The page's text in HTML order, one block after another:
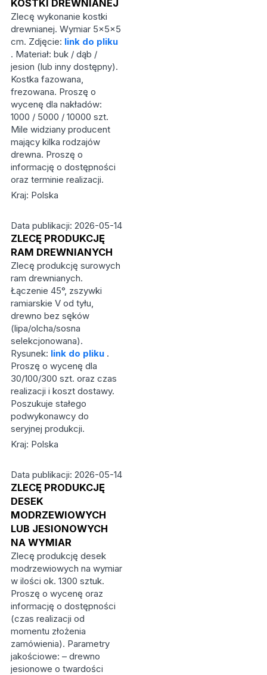
KOSTKI DREWNIANEJ
Zlecę wykonanie kostki
drewnianej. Wymiar 5×5×5
cm. Zdjęcie: link do pliku
. Materiał: buk / dąb /
jesion (lub inny dostępny).
Kostka fazowana,
frezowana. Proszę o
wycenę dla nakładów:
1000 / 5000 / 10000 szt.
Mile widziany producent
mający kilka rodzajów
drewna. Proszę o
informację o dostępności
oraz terminie realizacji.
Kraj: Polska
Data publikacji: 2026-05-14
ZLECĘ PRODUKCJĘ
RAM DREWNIANYCH
Zlecę produkcję surowych
ram drewnianych.
Łączenie 45°, zszywki
ramiarskie V od tyłu,
drewno bez sęków
(lipa/olcha/sosna
selekcjonowana).
Rysunek: link do pliku.
Proszę o wycenę dla
30/100/300 szt. oraz czas
realizacji i koszt dostawy.
Poszukuje stałego
podwykonawcy do
seryjnej produkcji.
Kraj: Polska
Data publikacji: 2026-05-14
ZLECĘ PRODUKCJĘ
DESEK
MODRZEWIOWYCH
LUB JESIONOWYCH
NA WYMIAR
Zlecę produkcję desek
modrzewiowych na wymiar
w ilości ok. 1300 sztuk.
Proszę o wycenę oraz
informację o dostępności
(czas realizacji od
momentu złożenia
zamówienia). Parametry
jakościowe: – drewno
jesionowe o twardości